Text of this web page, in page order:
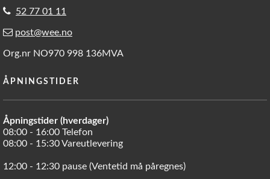
52 77 01 11
post@wee.no
Org.nr NO970 998 136MVA
ÅPNINGSTIDER
Åpningstider (hverdager)
08:00 - 16:00 Telefon
08:00 - 15:30 Vareutlevering
12:00 - 12:30 pause (Ventetid må påregnes)